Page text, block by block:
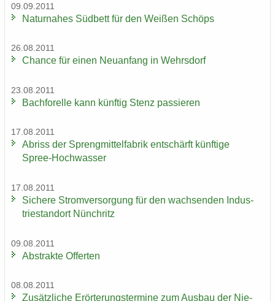
09.09.2011
Na­tur­na­hes Süd­bett für den Wei­ßen Schöps
26.08.2011
Chan­ce für einen Neu­an­fang in Wehrs­dorf
23.08.2011
Bach­fo­rel­le kann künf­tig Stenz pas­sie­ren
17.08.2011
Ab­riss der Spreng­mit­tel­fa­brik ent­schärft künf­ti­ge
Spree-​Hochwasser
17.08.2011
Si­che­re Strom­ver­sor­gung für den wach­sen­den In­dus­
trie­stand­ort Nün­chritz
09.08.2011
Abs­trak­te Of­fer­ten
08.08.2011
Zu­sätz­li­che Er­ör­te­rungs­ter­mi­ne zum Aus­bau der Nie­